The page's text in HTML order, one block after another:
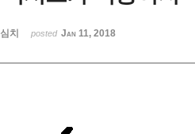
치 posted Jan 11, 2018